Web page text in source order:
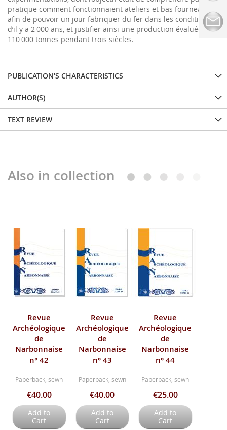
pratique comment fonctionnaient ateliers et bas fourneaux,
afin de pouvoir un jour fabriquer du fer dans les conditions
d’il y a 2 000 ans, et justifier ainsi une production évaluée à
110 000 tonnes pendant trois siècles.
PUBLICATION'S CHARACTERISTICS
AUTHOR(S)
TEXT REVIEW
Also in collection
Revue
Archéologique
de
Narbonnaise
n° 42
Paperback, sewn
€40.00
Add to
Cart
Revue
Archéologique
de
Narbonnaise
n° 43
Paperback, sewn
€40.00
Add to
Cart
Revue
Archéologique
de
Narbonnaise
n° 44
Paperback, sewn
€25.00
Add to
Cart